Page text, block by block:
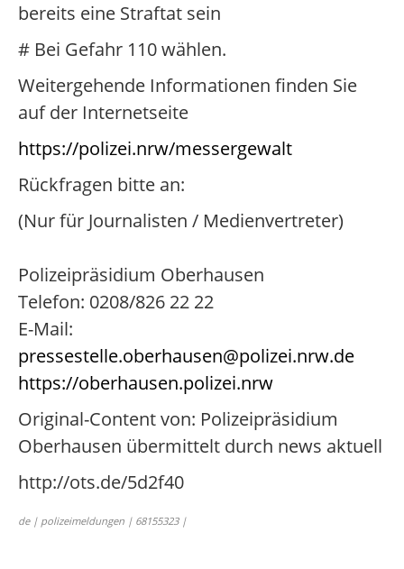
bereits eine Straftat sein
# Bei Gefahr 110 wählen.
Weitergehende Informationen finden Sie
auf der Internetseite
https://polizei.nrw/messergewalt
Rückfragen bitte an:
(Nur für Journalisten / Medienvertreter)
Polizeipräsidium Oberhausen
Telefon: 0208/826 22 22
E-Mail:
pressestelle.oberhausen@polizei.nrw.de
https://oberhausen.polizei.nrw
Original-Content von: Polizeipräsidium
Oberhausen übermittelt durch news aktuell
http://ots.de/5d2f40
de | polizeimeldungen | 68155323 |